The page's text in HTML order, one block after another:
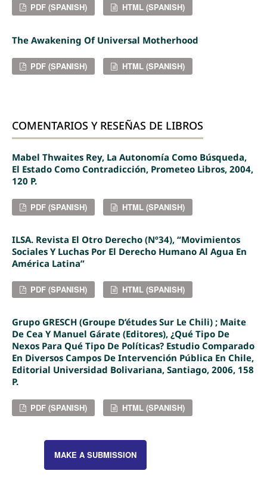
PDF (SPANISH) HTML (SPANISH)
The Awakening Of Universal Motherhood
PDF (SPANISH) HTML (SPANISH)
COMENTARIOS Y RESEÑAS DE LIBROS
Mabel Thwaites Rey, La Autonomía Como Búsqueda,
El Estado Como Contradicción, Prometeo Libros, 2004,
120 P.
PDF (SPANISH) HTML (SPANISH)
ILSA. Revista El Otro Derecho (nº34), “Movimientos
Sociales Y Luchas Por El Derecho Humano Al Agua En
América Latina”
PDF (SPANISH) HTML (SPANISH)
Grupo GRESCH (Groupe D’études Sur Le Chili) ; Maite
De Cea Y Manuel Gárate (Editores), ¿Qué Tipo De
Nexos Para Qué Tipo De Políticas? Estudio Comparado
En Diversos Campos De Intervención Pública En Chile,
Editorial Universidad Bolivariana, Santiago, 2006, 158
P.
PDF (SPANISH) HTML (SPANISH)
MAKE A SUBMISSION